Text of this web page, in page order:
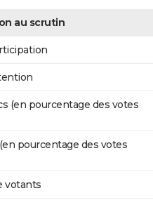
au scrutin
(en pourcentage des votes
pourcentage des votes
votants